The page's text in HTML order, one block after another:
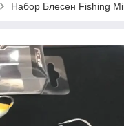
Набор Блесен Fishing